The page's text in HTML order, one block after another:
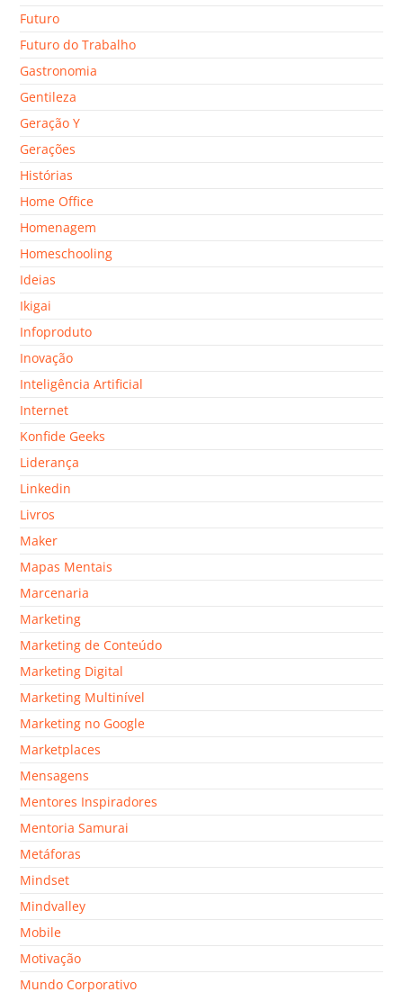
Futuro
Futuro do Trabalho
Gastronomia
Gentileza
Geração Y
Gerações
Histórias
Home Office
Homenagem
Homeschooling
Ideias
Ikigai
Infoproduto
Inovação
Inteligência Artificial
Internet
Konfide Geeks
Liderança
Linkedin
Livros
Maker
Mapas Mentais
Marcenaria
Marketing
Marketing de Conteúdo
Marketing Digital
Marketing Multinível
Marketing no Google
Marketplaces
Mensagens
Mentores Inspiradores
Mentoria Samurai
Metáforas
Mindset
Mindvalley
Mobile
Motivação
Mundo Corporativo